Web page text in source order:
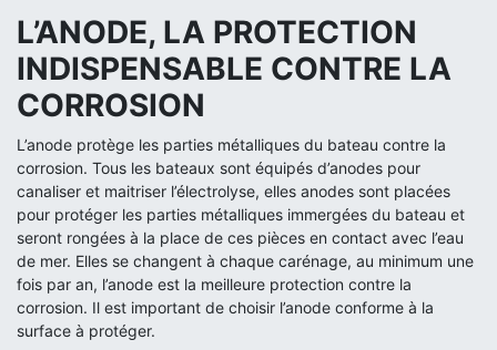
L’ANODE, LA PROTECTION
INDISPENSABLE CONTRE LA
CORROSION
L’anode protège les parties métalliques du bateau contre la
corrosion. Tous les bateaux sont équipés d’anodes pour
canaliser et maitriser l’électrolyse, elles anodes sont placées
pour protéger les parties métalliques immergées du bateau et
seront rongées à la place de ces pièces en contact avec l’eau
de mer. Elles se changent à chaque carénage, au minimum une
fois par an, l’anode est la meilleure protection contre la
corrosion. Il est important de choisir l’anode conforme à la
surface à protéger.